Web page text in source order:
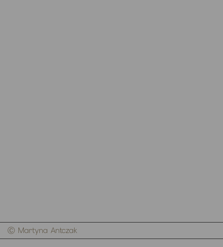
Ⓒ Martyna Antczak